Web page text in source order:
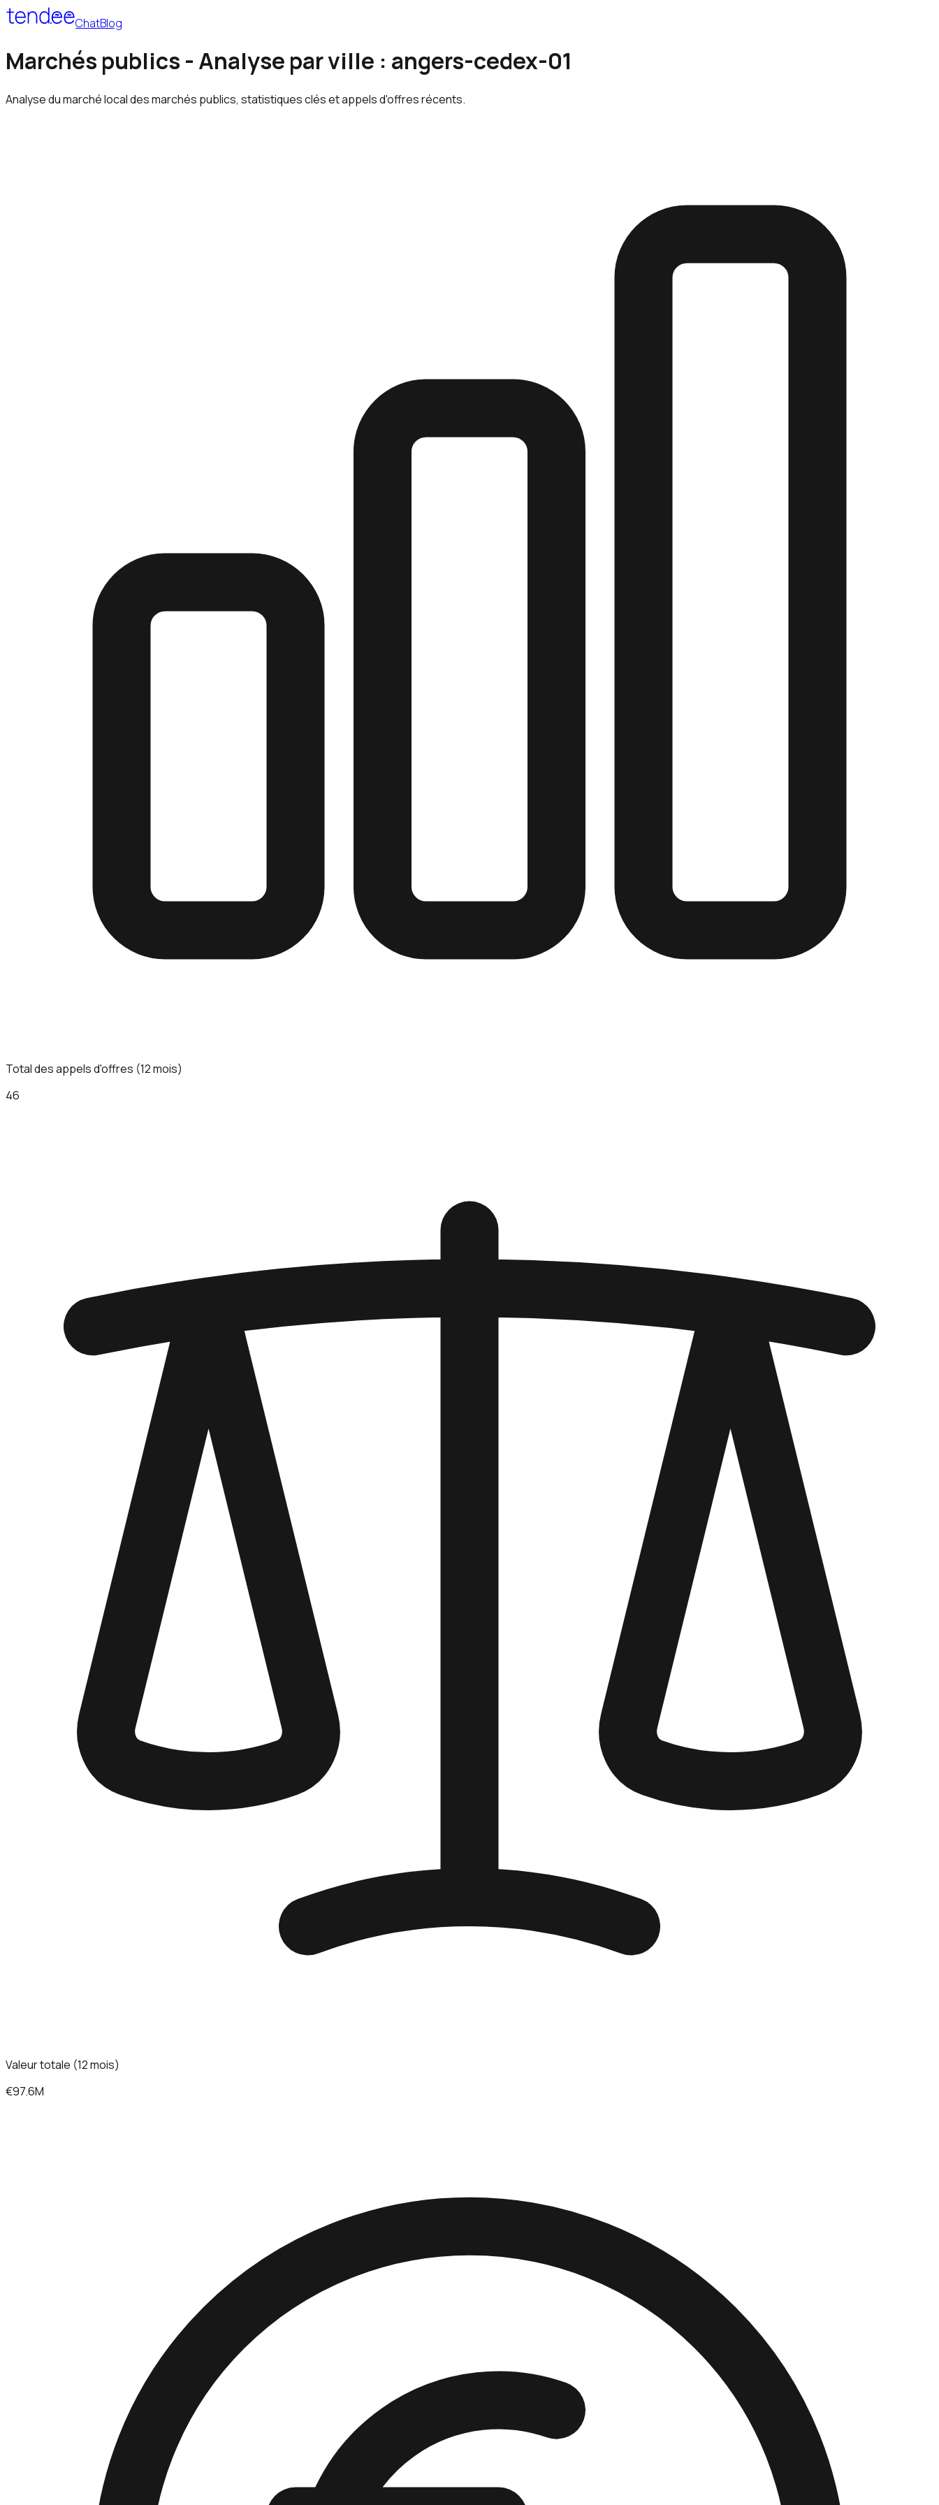
ChatBlog
Marchés publics - Analyse par ville : angers-cedex-01
Analyse du marché local des marchés publics, statistiques clés et appels d'offres récents.
Total des appels d'offres (12 mois)
46
Valeur totale (12 mois)
€97.6M